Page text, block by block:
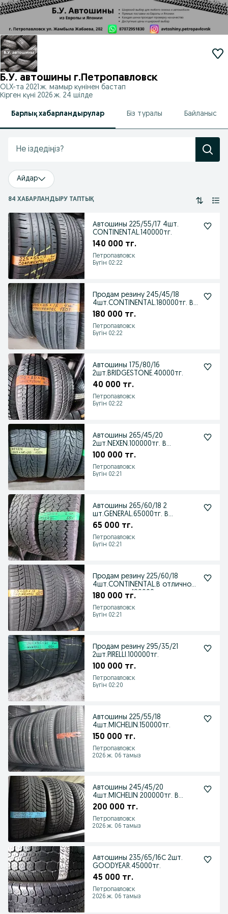
Б.У. автошины г.Петропавловск
OLX-та 2021 ж. мамыр күнінен бастап
Кірген күні 2026 ж. 24 шілде
Барлық хабарландырулар Біз туралы Байланыс
Айдар
84 ХАБАРЛАНДЫРУ ТАПТЫҚ
Автошины 225/55/17 4шт.
CONTINENTAL.140000тг.
140 000 тг.
Петропавловск
Бүгін 02:22
Продам резину 245/45/18
4шт.CONTINENTAL.180000тг. В
отличном состоянии
180 000 тг.
Петропавловск
Бүгін 02:22
Автошины 175/80/16
2шт.BRIDGESTONE.40000тг.
40 000 тг.
Петропавловск
Бүгін 02:22
Автошины 265/45/20
2шт.NEXEN.100000тг. В
отличном состоянии
100 000 тг.
Петропавловск
Бүгін 02:21
Автошины 265/60/18 2
шт.GENERAL.65000тг. В
отличном состоянии.
65 000 тг.
Петропавловск
Бүгін 02:21
Продам резину 225/60/18
4шт.CONTINENTAL.В отличном
состоянии 180000
180 000 тг.
Петропавловск
Бүгін 02:21
Продам резину 295/35/21
2шт.PIRELLI.100000тг.
100 000 тг.
Петропавловск
Бүгін 02:20
Автошины 225/55/18
4шт.MICHELIN.150000тг.
150 000 тг.
Петропавловск
2026 ж. 06 тамыз
Автошины 245/45/20
4шт.MICHELIN 200000тг. В
отличном состоянии.
200 000 тг.
Петропавловск
2026 ж. 06 тамыз
Автошины 235/65/16С 2шт.
GOODYEAR.45000тг.
45 000 тг.
Петропавловск
2026 ж. 06 тамыз